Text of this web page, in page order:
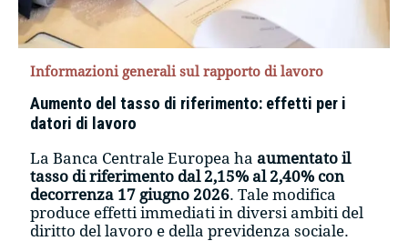
Informazioni generali sul rapporto di lavoro
Aumento del tasso di riferimento: effetti per i
datori di lavoro
La Banca Centrale Europea ha aumentato il
tasso di riferimento dal 2,15% al 2,40% con
decorrenza 17 giugno 2026. Tale modifica
produce effetti immediati in diversi ambiti del
diritto del lavoro e della previdenza sociale.